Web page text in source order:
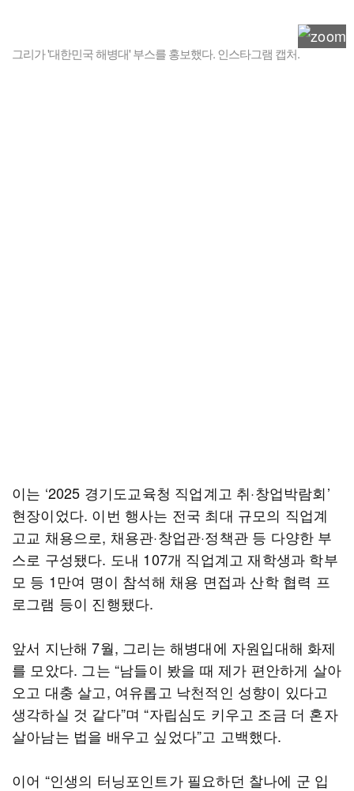
그리가 '대한민국 해병대' 부스를 홍보했다. 인스타그램 캡처.
이는 ‘2025 경기도교육청 직업계고 취·창업박람회’
현장이었다. 이번 행사는 전국 최대 규모의 직업계
고교 채용으로, 채용관·창업관·정책관 등 다양한 부
스로 구성됐다. 도내 107개 직업계고 재학생과 학부
모 등 1만여 명이 참석해 채용 면접과 산학 협력 프
로그램 등이 진행됐다.
앞서 지난해 7월, 그리는 해병대에 자원입대해 화제
를 모았다. 그는 “남들이 봤을 때 제가 편안하게 살아
오고 대충 살고, 여유롭고 낙천적인 성향이 있다고
생각하실 것 같다”며 “자립심도 키우고 조금 더 혼자
살아남는 법을 배우고 싶었다”고 고백했다.
이어 “인생의 터닝포인트가 필요하던 찰나에 군 입